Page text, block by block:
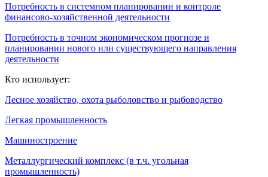
Потребность в системном планировании и контроле
финансово-хозяйственной деятельности
Потребность в точном экономическом прогнозе и
планировании нового или существующего направления
деятельности
Кто использует:
Лесное хозяйство, охота рыболовство и рыбоводство
Легкая промышленность
Машиностроение
Металлургический комплекс (в т.ч. угольная
промышленность)